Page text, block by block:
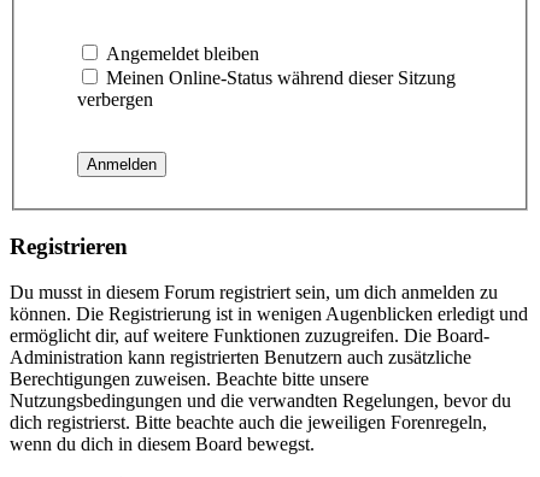
Angemeldet bleiben
Meinen Online-Status während dieser Sitzung
verbergen
Registrieren
Du musst in diesem Forum registriert sein, um dich anmelden zu
können. Die Registrierung ist in wenigen Augenblicken erledigt und
ermöglicht dir, auf weitere Funktionen zuzugreifen. Die Board-
Administration kann registrierten Benutzern auch zusätzliche
Berechtigungen zuweisen. Beachte bitte unsere
Nutzungsbedingungen und die verwandten Regelungen, bevor du
dich registrierst. Bitte beachte auch die jeweiligen Forenregeln,
wenn du dich in diesem Board bewegst.